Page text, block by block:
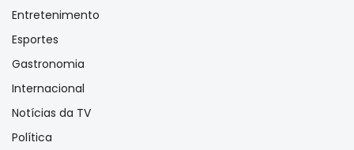
Entretenimento
Esportes
Gastronomia
Internacional
Notícias da TV
Política